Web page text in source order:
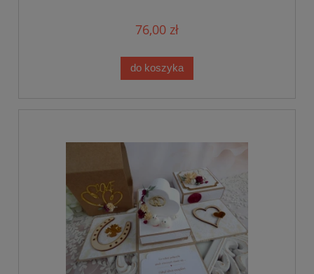
76,00 zł
do koszyka